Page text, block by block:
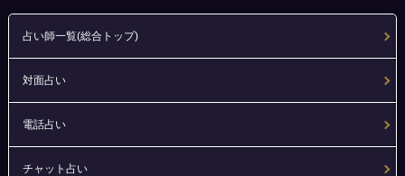
占い師一覧(総合トップ)
対面占い
電話占い
チャット占い